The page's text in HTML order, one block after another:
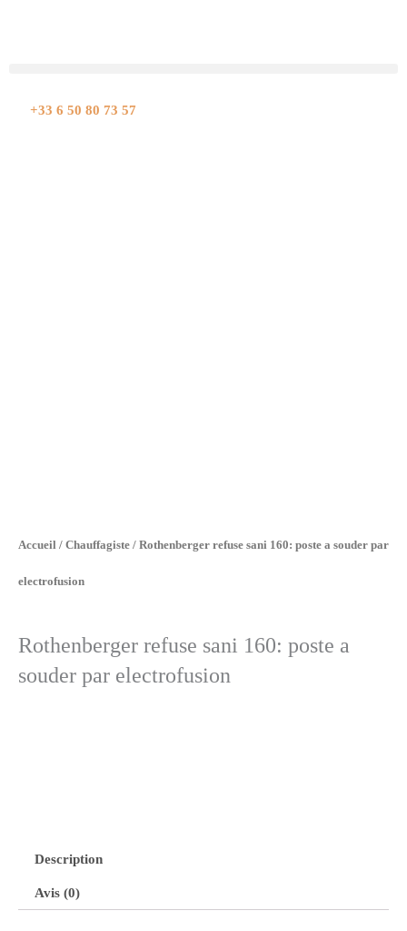
+33 6 50 80 73 57
Accueil / Chauffagiste / Rothenberger refuse sani 160: poste a souder par
electrofusion
Rothenberger refuse sani 160: poste a
souder par electrofusion
Description
Avis (0)